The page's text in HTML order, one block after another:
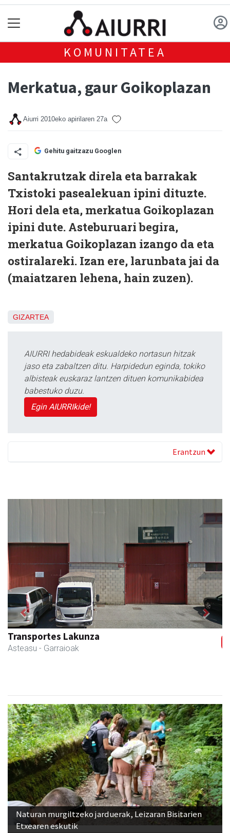
KOMUNITATEA
Merkatua, gaur Goikoplazan
Aiurri 2010eko apirilaren 27a
Gehitu gaitzazu Googlen
Santakrutzak direla eta barrakak
Txistoki pasealekuan ipini dituzte.
Hori dela eta, merkatua Goikoplazan
ipini dute. Asteburuari begira,
merkatua Goikoplazan izango da eta
ostiralareki. Izan ere, larunbata jai da
(maiatzaren lehena, hain zuzen).
GIZARTEA
AIURRI hedabideak eskualdeko nortasun hitzak
jaso eta zabaltzen ditu. Harpidedun eginda, tokiko
albisteak euskaraz lantzen dituen komunikabidea
babestuko duzu.
Egin AIURRIkide!
Erantzun
Amabi haur eta gazte jantziak
Andoain - Arropa-dendak
Previous Next
Naturan murgiltzeko jarduerak, Leizaran Bisitarien
Etxearen eskutik